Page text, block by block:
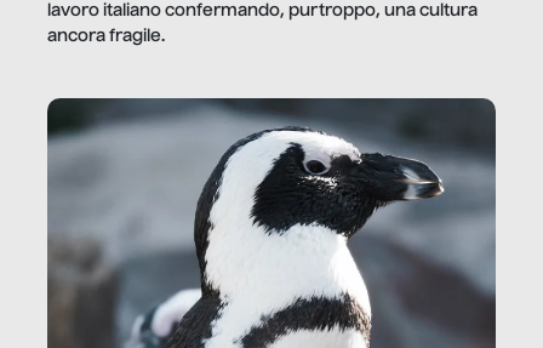
lavoro italiano confermando, purtroppo, una cultura
ancora fragile.